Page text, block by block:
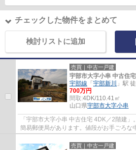
チェックした物件をまとめて
検討リストに追加
売買｜中古一戸建
宇部市大字小串 中古住
宇部線 「 宇部新川
」駅
700万円
間取:4DK/110.41㎡
山口県宇部市大字小串
「宇部市大字小串 中古住宅 4DK／2階建
簡易郵便局があります。値段がお手ごろな
か。お客様の物件に対する条件をお聞かせ
売買｜中古一戸建